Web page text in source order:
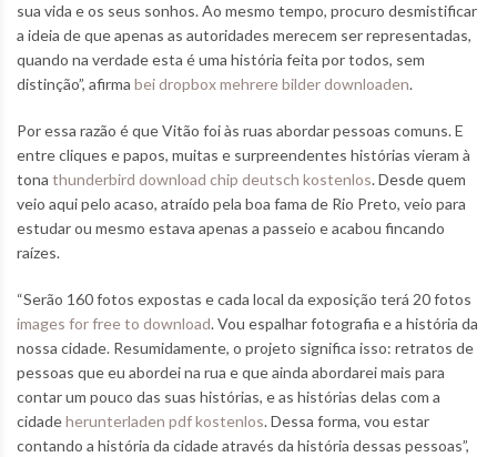
sua vida e os seus sonhos. Ao mesmo tempo, procuro desmistificar
a ideia de que apenas as autoridades merecem ser representadas,
quando na verdade esta é uma história feita por todos, sem
distinção”, afirma bei dropbox mehrere bilder downloaden.
Por essa razão é que Vitão foi às ruas abordar pessoas comuns. E
entre cliques e papos, muitas e surpreendentes histórias vieram à
tona thunderbird download chip deutsch kostenlos. Desde quem
veio aqui pelo acaso, atraído pela boa fama de Rio Preto, veio para
estudar ou mesmo estava apenas a passeio e acabou fincando
raízes.
“Serão 160 fotos expostas e cada local da exposição terá 20 fotos
images for free to download. Vou espalhar fotografia e a história da
nossa cidade. Resumidamente, o projeto significa isso: retratos de
pessoas que eu abordei na rua e que ainda abordarei mais para
contar um pouco das suas histórias, e as histórias delas com a
cidadeherunterladen pdf kostenlos. Dessa forma, vou estar
contando a história da cidade através da história dessas pessoas”,